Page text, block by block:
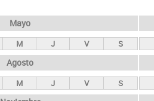
Mayo
M J V S
Agosto
M J V S